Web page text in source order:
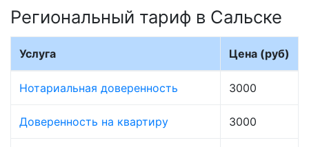
Региональный тариф в Сальске
Услуга Цена (руб)
Нотариальная доверенность 3000
Доверенность на квартиру 3000